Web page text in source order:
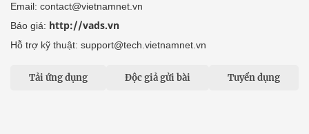
Email: contact@vietnamnet.vn
Báo giá: http://vads.vn
Hỗ trợ kỹ thuật: support@tech.vietnamnet.vn
Tải ứng dụng Độc giả gửi bài Tuyển dụng